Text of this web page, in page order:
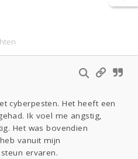
Coronavirus
Overig
cyberpesten. Het heeft een
Ik voel me angstig,
Het was bovendien
vanuit mijn
ervaren.